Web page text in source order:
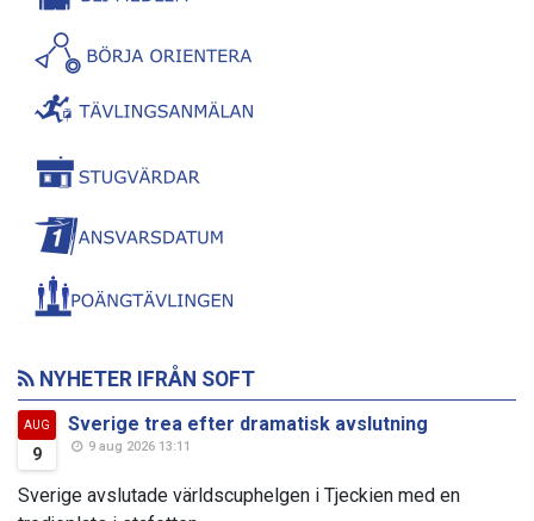
NYHETER IFRÅN SOFT
AUG
9
Sverige trea efter dramatisk avslutning
9 aug 2026 13:11
Sverige avslutade världscuphelgen i Tjeckien med en